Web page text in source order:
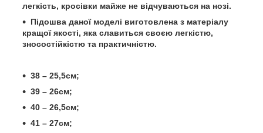
легкість, кросівки майже не відчуваються на нозі.
Підошва даної моделі виготовлена з матеріалу
кращої якості, яка славиться своєю легкістю,
зносостійкістю та практичністю.
38 – 25,5см;
39 – 26см;
40 – 26,5см;
41 – 27см;